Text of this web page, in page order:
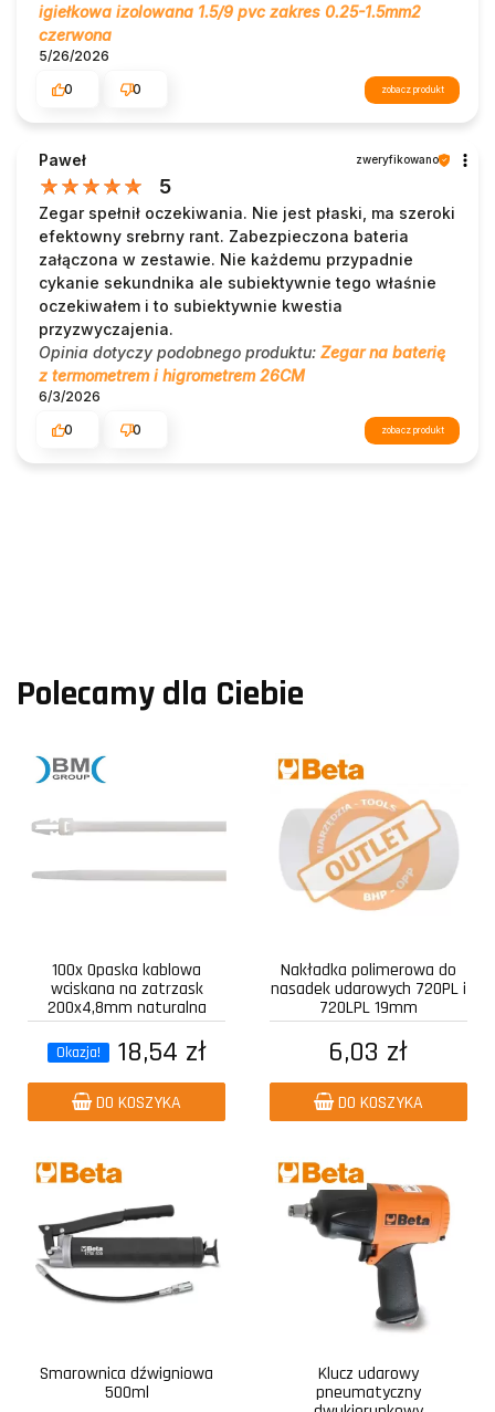
igiełkowa izolowana 1.5/9 pvc zakres 0.25-1.5mm2
czerwona
5/26/2026
0
0 zobacz produkt
Paweł zweryfikowano
5
Zegar spełnił oczekiwania. Nie jest płaski, ma szeroki
efektowny srebrny rant. Zabezpieczona bateria
załączona w zestawie. Nie każdemu przypadnie
cykanie sekundnika ale subiektywnie tego właśnie
oczekiwałem i to subiektywnie kwestia
przyzwyczajenia.
Opinia dotyczy podobnego produktu: Zegar na baterię
z termometrem i higrometrem 26CM
6/3/2026
0
0 zobacz produkt
Polecamy dla Ciebie
100x Opaska kablowa
wciskana na zatrzask
200x4,8mm naturalna
Okazja! 18,54 zł
DO KOSZYKA
Nakładka polimerowa do
nasadek udarowych 720PL i
720LPL 19mm
6,03 zł
DO KOSZYKA
Smarownica dźwigniowa
500ml
Klucz udarowy
pneumatyczny